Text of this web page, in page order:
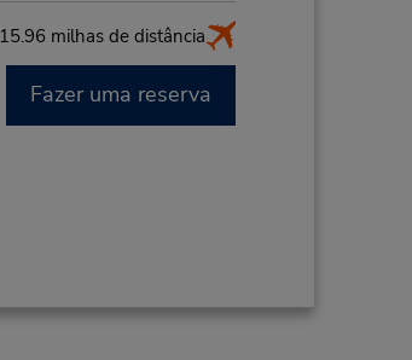
15.96 milhas de distância
Fazer uma reserva